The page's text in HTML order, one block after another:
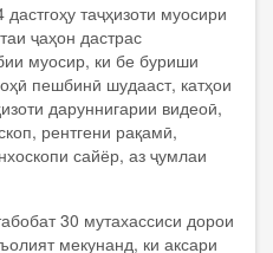
таҷҳизоти муосири
ҷаҳон дастрас
муосир, ки бе буриши
пешбинӣ шудааст, катҳои
даруннигарии видеоӣ,
рентгени рақамӣ,
сайёр, аз ҷумлаи
30 мутахассиси дорои
мекунанд, ки аксари